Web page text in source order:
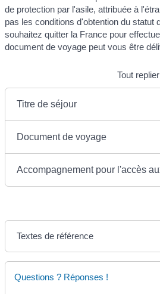
de protection par l'asile, attribuée à
pas les conditions d'obtention du statut
souhaitez quitter la France pour
document de voyage peut vous être
Tout replier
Titre de séjour
Document de voyage
Accompagnement pour l'accès
Textes de référence
Questions ? Réponses !